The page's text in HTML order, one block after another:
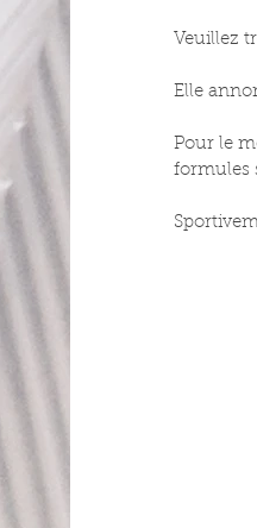
Veuillez
Elle
Pour le
formules